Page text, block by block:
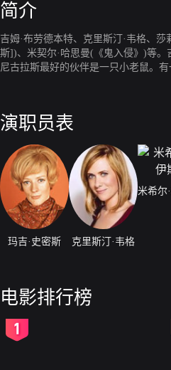
简介
吉姆·布劳德本特、克里斯汀·韦格、
斯])、米契尔·哈思曼(《鬼入侵》)等
尼古拉斯最好的伙伴是一只小老鼠。
演职员表
玛吉·史密斯 克里斯汀·韦格
电影排行榜